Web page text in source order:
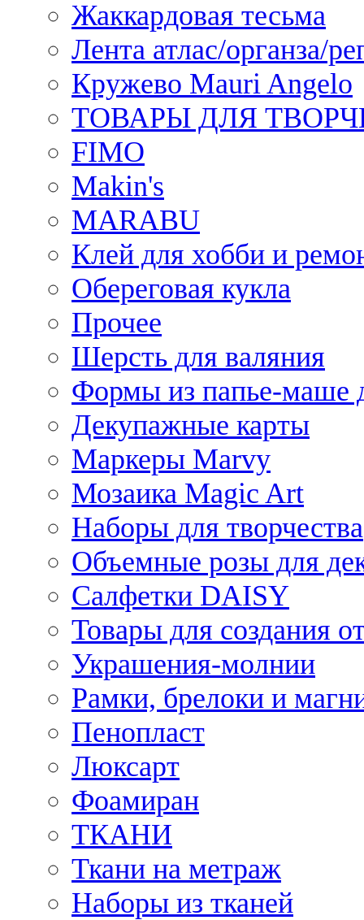
Жаккардовая тесьма
Лента атлас/органза/
Кружево Mauri Angelo
ТОВАРЫ ДЛЯ
FIMO
Makin's
MARABU
Клей для хобби и
Обереговая кукла
Прочее
Шерсть для валяния
Формы из папье-маше
Декупажные карты
Маркеры Marvy
Мозаика Magic Art
Наборы для творчества
Объемные розы для
Салфетки DAISY
Товары для создания
Украшения-молнии
Рамки, брелоки и
Пенопласт
Люксарт
Фоамиран
ТКАНИ
Ткани на метраж
Наборы из тканей